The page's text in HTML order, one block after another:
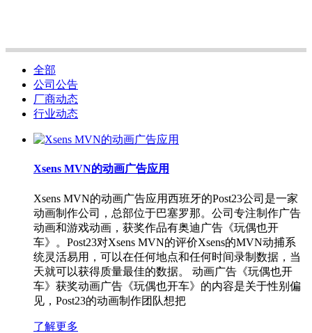
全部
公司公告
厂商动态
行业动态
Xsens MVN的动画广告应用
Xsens MVN的动画广告应用西班牙的Post23公司是一家
动画制作公司，总部位于巴塞罗那。公司专注制作广告
动画和游戏动画，获奖作品有奥迪广告《玩偶也开
车》。Post23对Xsens MVN的评价Xsens的MVN动捕系
统灵活易用，可以在任何地点和任何时间录制数据，当
天就可以获得质量最佳的数据。 动画广告《玩偶也开
车》获奖动画广告《玩偶也开车》的内容是关于性别偏
见，Post23的动画制作团队想把
了解更多